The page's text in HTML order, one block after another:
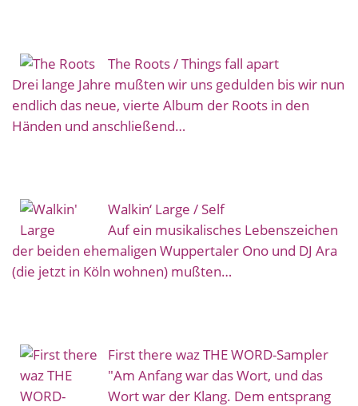
The Roots / Things fall apart
Drei lange Jahre mußten wir uns gedulden bis wir nun
endlich das neue, vierte Album der Roots in den
Händen und anschließend…
Walkin‘ Large / Self
Auf ein musikalisches Lebenszeichen
der beiden ehemaligen Wuppertaler Ono und DJ Ara
(die jetzt in Köln wohnen) mußten…
First there waz THE WORD-Sampler
"Am Anfang war das Wort, und das
Wort war der Klang. Dem entsprang